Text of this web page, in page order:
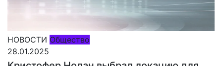
НОВОСТИ Общество
28.01.2025